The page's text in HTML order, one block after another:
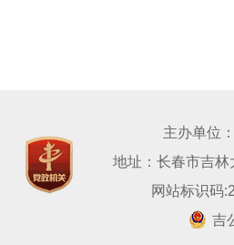
主办单位
地址：长春市吉
网站标识码
吉